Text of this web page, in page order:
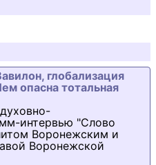
глобализация
опасна тотальная
интервью "Слово
Воронежским и
Воронежской